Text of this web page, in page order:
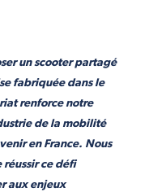
un scooter partagé
fabriquée dans le
renforce notre
de la mobilité
en France. Nous
réussir ce défi
aux enjeux